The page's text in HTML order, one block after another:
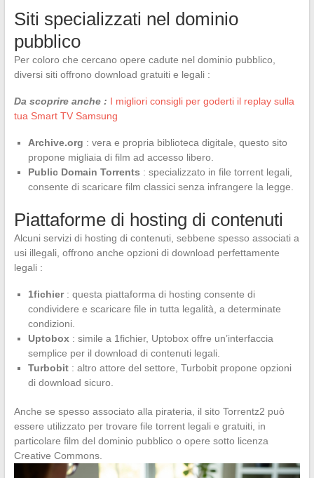
Siti specializzati nel dominio
pubblico
Per coloro che cercano opere cadute nel dominio pubblico,
diversi siti offrono download gratuiti e legali :
Da scoprire anche : I migliori consigli per goderti il replay sulla
tua Smart TV Samsung
Archive.org : vera e propria biblioteca digitale, questo sito
propone migliaia di film ad accesso libero.
Public Domain Torrents : specializzato in file torrent legali,
consente di scaricare film classici senza infrangere la legge.
Piattaforme di hosting di contenuti
Alcuni servizi di hosting di contenuti, sebbene spesso associati a
usi illegali, offrono anche opzioni di download perfettamente
legali :
1fichier: questa piattaforma di hosting consente di
condividere e scaricare file in tutta legalità, a determinate
condizioni.
Uptobox: simile a 1fichier, Uptobox offre un’interfaccia
semplice per il download di contenuti legali.
Turbobit: altro attore del settore, Turbobit propone opzioni
di download sicuro.
Anche se spesso associato alla pirateria, il sito Torrentz2 può
essere utilizzato per trovare file torrent legali e gratuiti, in
particolare film del dominio pubblico o opere sotto licenza
Creative Commons.